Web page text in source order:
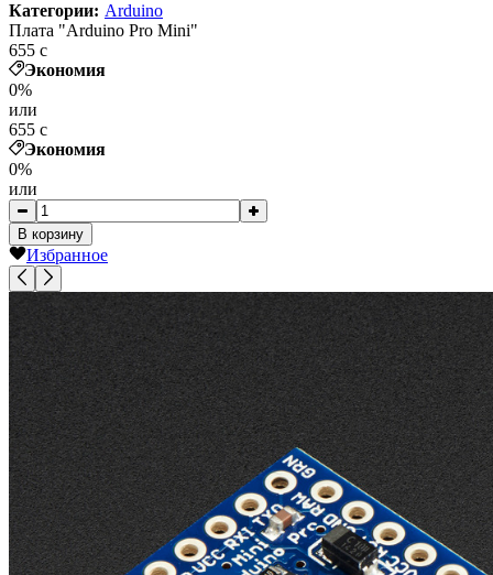
Категории: Arduino
Плата "Arduino Pro Mini"
655 c
Экономия
0%
или
655 c
Экономия
0%
или
В корзину
Избранное